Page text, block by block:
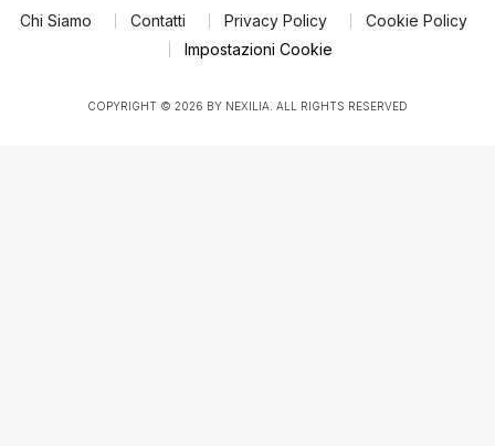
Chi Siamo Contatti Privacy Policy
Cookie Policy
Impostazioni Cookie
COPYRIGHT © 2026 BY NEXILIA. ALL RIGHTS RESERVED